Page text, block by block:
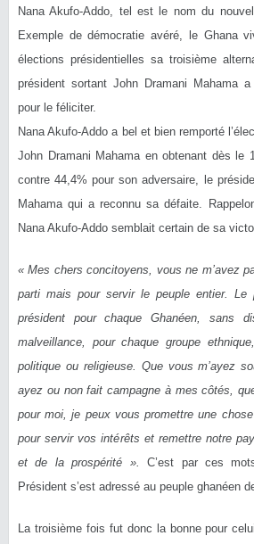
Nana Akufo-Addo, tel est le nom du
Exemple de démocratie avéré, le Ghana
élections présidentielles sa troisième
président sortant John Dramani Mahama
pour le féliciter.
Nana Akufo-Addo a bel et bien remporté
John Dramani Mahama en obtenant dès le
contre 44,4% pour son adversaire, le
Mahama qui a reconnu sa défaite.
Nana Akufo-Addo semblait certain de sa
« Mes chers concitoyens, vous ne m’avez
parti mais pour servir le peuple entier. Le
président pour chaque Ghanéen, sans
malveillance, pour chaque groupe
politique ou religieuse. Que vous m’ayez
ayez ou non fait campagne à mes côtés,
pour moi, je peux vous promettre une
pour servir vos intérêts et remettre notre
et de la prospérité ».C’est par ces
Président s’est adressé au peuple ghanéen
La troisième fois fut donc la bonne pour